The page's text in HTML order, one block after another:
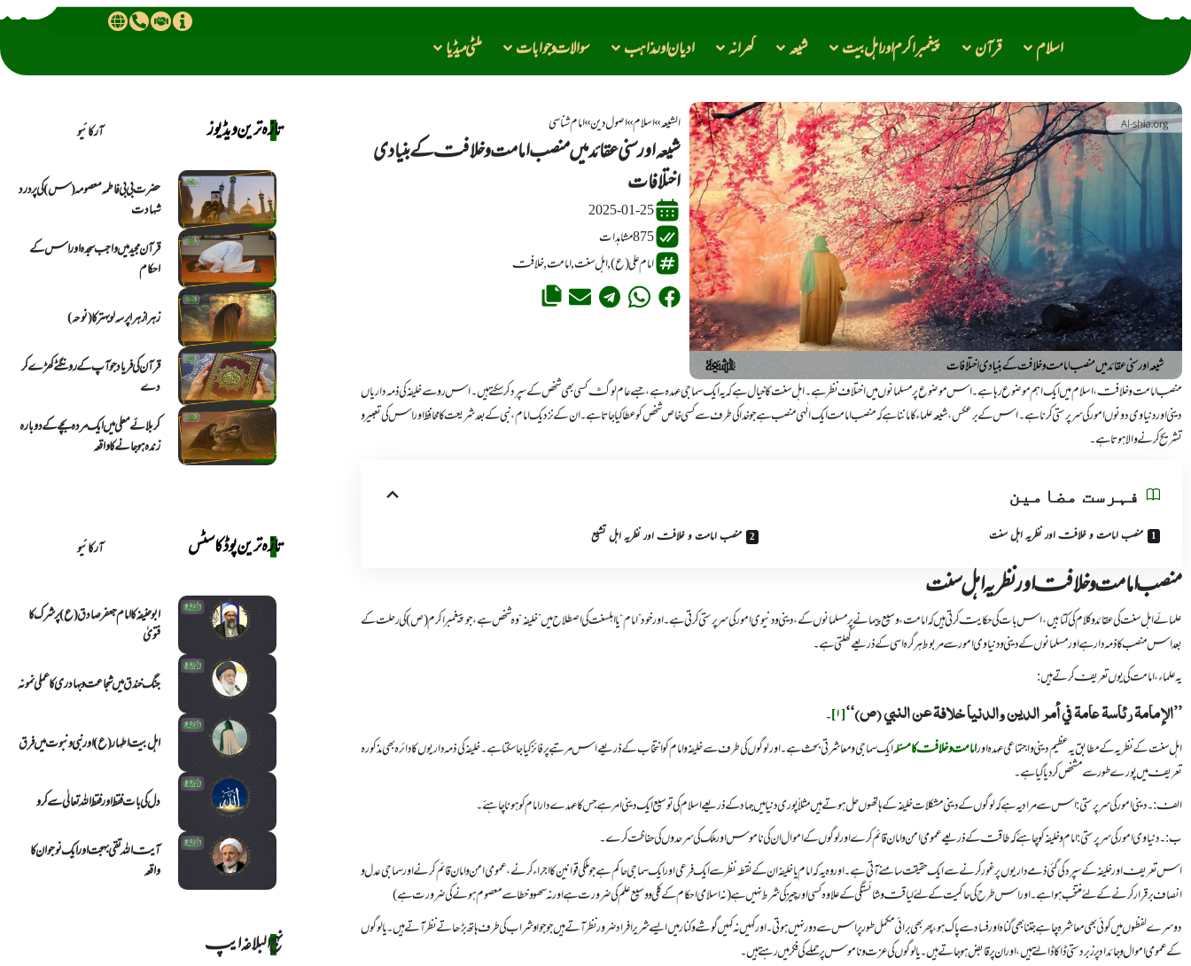
اسلام قرآن پیغمبراکرم اور اهل بیت شیعہ گھرانہ ادیان اور مذاهب سوالات و جوابات ملٹی میڈیا
الشیعہ»اسلام»اصــــول دیــن»امــام شناسی
شیعہ اور سنی عقائد میں منصب امامت و خلافت کے بنیادی
اختلافات
2025-01-25
875 مشاہدات
امام علی (ع),اہل سنت,امامت,خلافت
منصب امامت و خلافت، اسلام میں ایک اہم موضوع رہا ہے۔ اس موضوع پر مسلمانوں میں اختلاف نظر ہے۔ اہل سنت کا خیال ہے کہ یہ ایک سماجی عہدہ ہے، جسے عام لوگ کسی بھی شخص کے سپرد کر سکتے ہیں۔ اس رو سے خلیفہ کی ذمہ داریاں
دینی اور دنیاوی دونوں امور کی سرپرستی کرنا ہے۔ اس کے برعکس، شیعہ علماء کا ماننا ہے کہ منصب امامت ایک الٰہی منصب ہے جو خدا کی طرف سے کسی خاص شخص کو عطا کیا جاتا ہے۔ ان کے نزدیک امام، نبی کے بعد شریعت کا محافظ اور اس کی تعبیر و
تشریح کرنے والا ہوتا ہے۔
فہرست مضامین
منصب امامت و خلافت اور نظریہ اہل سنت منصب امامت و خلافت اور نظریہ اہل تشیع
منصب امامت و خلافت اور نظریہ اہل سنت
علمائے اہل سنت کی عقائد و کلام کی کتابیں، اس بات کی حکایت کرتی ہیں کہ امامت، وسیع پیمانے پر مسلمانوں کے، دینی و دنیوی امور کی سر پرستی کرتی ہے۔ اور خود ”امام“ یا اہلسنت کی اصطلاح میں ”خلیفہ“ وہ شخص ہے، جو پیغمبر اکرم (ص) کی رحلت کے
بعد اس منصب کا ذمہ دار ہے اور مسلمانوں کے دینی و دنیاوی امور سے مربوط ہر گرہ اسی کے ذریعے کھلتی ہے۔
یہ علماء، امامت کی یوں تعریف کرتے ہیں:
’’الإمامة رئاسة عامة في أمر الدين والدنيا خلافة عن النبي (ص)‘‘[۱] ۔
اہل سنت کے نظر یہ کے مطابق یہ عظیم دینی و اجتماعی عہدہ اورامامت و خلافت کا مسئلہایک سماجی و معاشرتی بحث ہے۔ اور لوگوں کی طرف سے خلیفہ و امام کو انتخاب کے ذریعے اس مرتبے پر فائز کیا جا سکتا ہے۔ خلیفہ کی ذمہ داریوں کا دائرہ بھی مذکورہ
تعریف میں پورے طور سے مشخص کر دیا گیا ہے۔
الف:۔ دینی امور کی سرپرستی: اس سے مراد یہ ہے کہ لوگوں کے دینی مشکلات خلیفہ کے ہاتھوں حل ہوتے ہیں مثلاً پوری دنیا میں جہاد کے ذریعے اسلام کی توسیع ایک دینی امر ہے جس کا عہدے دار امام کو ہونا چاہئے۔
ب:۔ دنیاوی امور کی سرپرستی: امام و خلیفہ کو چاہئے کہ طاقت کے ذریعے عمومی امن و امان قائم کرے اور لوگوں کے اموال ان کی ناموس اور ملک کی سرحدوں کی حفاظت کرے۔
اس تعریف اور خلیفہ کے سپرد کی گئی ذمے داریوں پر غور کرنے سے ایک حقیقت سامنے آتی ہے۔ اور وہ یہ کہ امام یا خلیفہ ان کے نقطہ نظر سے ایک فرعی اور ایک سماجی حاکم ہے جو ملکی قوانین کا اجراء کرنے، عمومی امن و امان قائم کرنے اور سماجی عدل و
انصاف برقرار کرنے کے لئے منتخب ہوا ہے۔ اور اس طرح کی حاکمیت کے لئے لیاقت و شائستگی کے علاوہ کسی اور چیز کی شرط نہیں ہے (نہ اسلامی احکام کے کلی و وسیع علم کی ضرورت ہے اور نہ سھو وخطا سے معصوم ہونے کی ضرورت ہے)
دوسرے لفظوں میں کوئی بھی معاشرہ چاہے جتنا بھی گناہ اور فساد سے پاک ہو، پھر بھی برائی مکمل طور پر اس سے دور نہیں ہوتی۔ اور کہیں نہ کہیں گوشے و کنار میں ایسے شریر افراد ضرور نظر آتے ہیں جو جوا و شراب کی طرف ہاتھ بڑھاتے نظر آتے ہیں۔ یا لوگوں
کے عمومی اموال و جائداد پر زبردستی ڈاکا ڈالتے ہیں، اور ان پر قابض ہو جاتے ہیں۔ یا لوگوں کی عزت و ناموس پر حملے کی فکر میں رہتے ہیں۔
تازہ ترین ویڈیوز آرکائیو
حضرت بی بی فاطمہ معصومہ (س) کی پر درد
شہادت
قرآن مجید میں واجب سجدہ اور اس کے
احکام
زہرا زہرا پرسہ لو بہتر کا (نوحہ)
قرآن کی فریاد جو آپ کے رونگٹے کھڑے کر
دے
کربلائے معلی میں ایک مردہ بچے کے دوبارہ
زندہ ہو جانے کا واقعہ
تازہ ترین پوڈکاسٹس آرکائیو
ابو حنیفہ کا امام جعفر صادق (ع) پر شرک کا
فتویٰ
جنگ خندق میں شجاعت و بہادری کا عملی نمونہ
اہل بیت اطہار (ع) اور نبی و نبوت میں فرق
دل کی بات فقط اور فقط اللہ تعالٰی سے کرو
آیت اللہ تقی بہجت اور ایک نوجوان کا
واقعہ
نهج البلاغه ایپ